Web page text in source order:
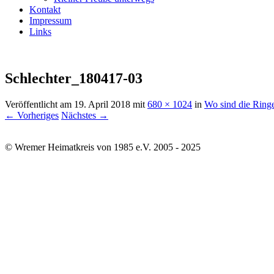
Kontakt
Impressum
Links
Schlechter_180417-03
Veröffentlicht am 19. April 2018 mit 680 × 1024 in Wo sind die
← Vorheriges Nächstes →
© Wremer Heimatkreis von 1985 e.V. 2005 - 2025